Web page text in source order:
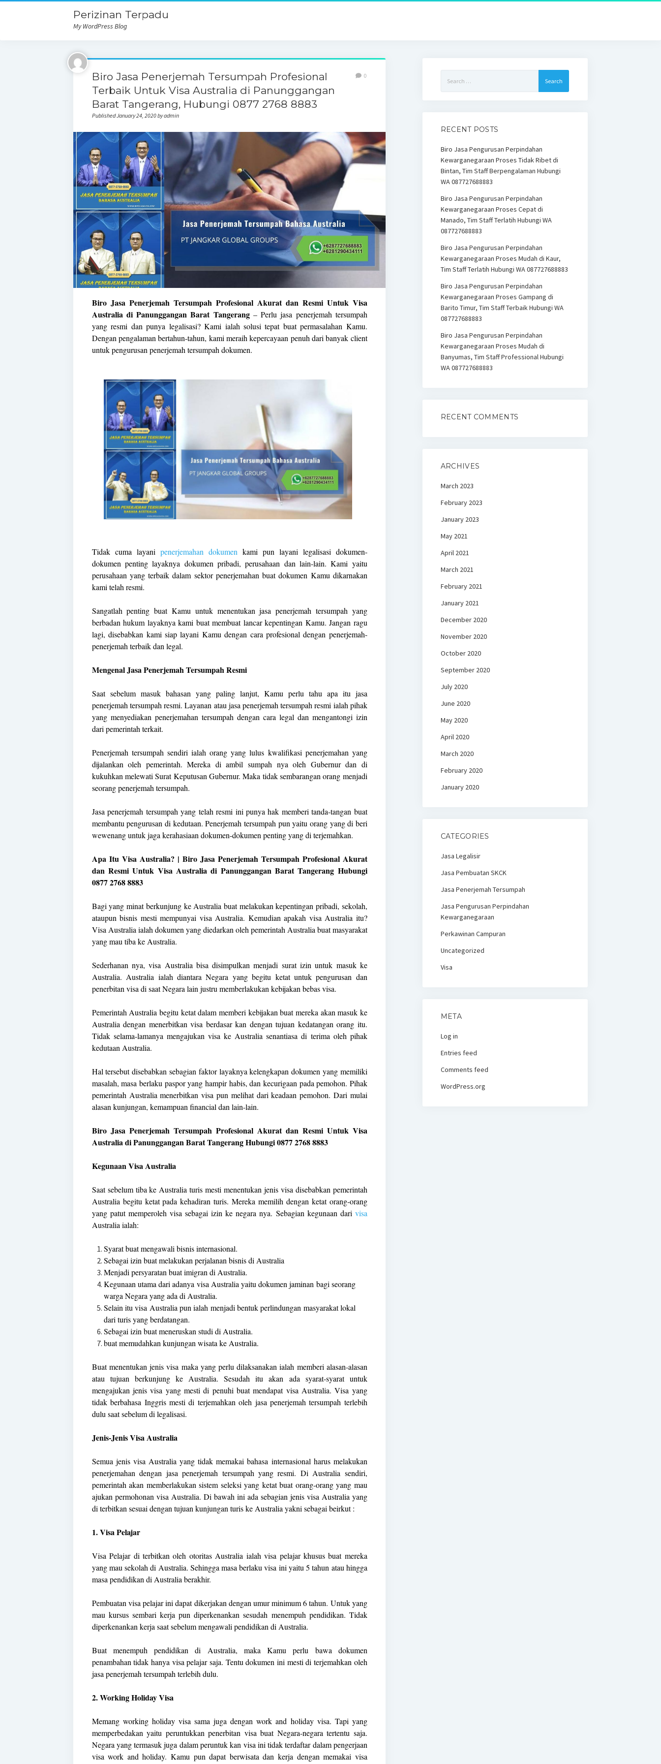
Perizinan Terpadu
My WordPress Blog
Biro Jasa Penerjemah Tersumpah Profesional
Terbaik Untuk Visa Australia di Panunggangan
Barat Tangerang, Hubungi 0877 2768 8883
Published January 24, 2020 by admin
0
Biro Jasa Penerjemah Tersumpah Profesional Akurat dan Resmi Untuk Visa
Australia di Panunggangan Barat Tangerang– Perlu jasa penerjemah tersumpah
yang resmi dan punya legalisasi? Kami ialah solusi tepat buat permasalahan Kamu.
Dengan pengalaman bertahun-tahun, kami meraih kepercayaan penuh dari banyak client
untuk pengurusan penerjemah tersumpah dokumen.
Tidak cuma layani penerjemahan dokumenkami pun layani legalisasi dokumen-
dokumen penting layaknya dokumen pribadi, perusahaan dan lain-lain. Kami yaitu
perusahaan yang terbaik dalam sektor penerjemahan buat dokumen Kamu dikarnakan
kami telah resmi.
Sangatlah penting buat Kamu untuk menentukan jasa penerjemah tersumpah yang
berbadan hukum layaknya kami buat membuat lancar kepentingan Kamu. Jangan ragu
lagi, disebabkan kami siap layani Kamu dengan cara profesional dengan penerjemah-
penerjemah terbaik dan legal.
Mengenal Jasa Penerjemah Tersumpah Resmi
Saat sebelum masuk bahasan yang paling lanjut, Kamu perlu tahu apa itu jasa
penerjemah tersumpah resmi. Layanan atau jasa penerjemah tersumpah resmi ialah pihak
yang menyediakan penerjemahan tersumpah dengan cara legal dan mengantongi izin
dari pemerintah terkait.
Penerjemah tersumpah sendiri ialah orang yang lulus kwalifikasi penerjemahan yang
dijalankan oleh pemerintah. Mereka di ambil sumpah nya oleh Gubernur dan di
kukuhkan melewati Surat Keputusan Gubernur. Maka tidak sembarangan orang menjadi
seorang penerjemah tersumpah.
Jasa penerjemah tersumpah yang telah resmi ini punya hak memberi tanda-tangan buat
membantu pengurusan di kedutaan. Penerjemah tersumpah pun yaitu orang yang di beri
wewenang untuk jaga kerahasiaan dokumen-dokumen penting yang di terjemahkan.
Apa Itu Visa Australia? | Biro Jasa Penerjemah Tersumpah Profesional Akurat
dan Resmi Untuk Visa Australia di Panunggangan Barat Tangerang Hubungi
0877 2768 8883
Bagi yang minat berkunjung ke Australia buat melakukan kepentingan pribadi, sekolah,
ataupun bisnis mesti mempunyai visa Australia. Kemudian apakah visa Australia itu?
Visa Australia ialah dokumen yang diedarkan oleh pemerintah Australia buat masyarakat
yang mau tiba ke Australia.
Sederhanan nya, visa Australia bisa disimpulkan menjadi surat izin untuk masuk ke
Australia. Australia ialah diantara Negara yang begitu ketat untuk pengurusan dan
penerbitan visa di saat Negara lain justru memberlakukan kebijakan bebas visa.
Pemerintah Australia begitu ketat dalam memberi kebijakan buat mereka akan masuk ke
Australia dengan menerbitkan visa berdasar kan dengan tujuan kedatangan orang itu.
Tidak selama-lamanya mengajukan visa ke Australia senantiasa di terima oleh pihak
kedutaan Australia.
Hal tersebut disebabkan sebagian faktor layaknya kelengkapan dokumen yang memiliki
masalah, masa berlaku paspor yang hampir habis, dan kecurigaan pada pemohon. Pihak
pemerintah Australia menerbitkan visa pun melihat dari keadaan pemohon. Dari mulai
alasan kunjungan, kemampuan financial dan lain-lain.
Biro Jasa Penerjemah Tersumpah Profesional Akurat dan Resmi Untuk Visa
Australia di Panunggangan Barat Tangerang Hubungi 0877 2768 8883
Kegunaan Visa Australia
Saat sebelum tiba ke Australia turis mesti menentukan jenis visa disebabkan pemerintah
Australia begitu ketat pada kehadiran turis. Mereka memilih dengan ketat orang-orang
yang patut memperoleh visa sebagai izin ke negara nya. Sebagian kegunaan dari visa
Australia ialah:
Syarat buat mengawali bisnis internasional.
Sebagai izin buat melakukan perjalanan bisnis di Australia
Menjadi persyaratan buat imigran di Australia.
Kegunaan utama dari adanya visa Australia yaitu dokumen jaminan bagi seorang
warga Negara yang ada di Australia.
Selain itu visa Australia pun ialah menjadi bentuk perlindungan masyarakat lokal
dari turis yang berdatangan.
Sebagai izin buat meneruskan studi di Australia.
buat memudahkan kunjungan wisata ke Australia.
Buat menentukan jenis visa maka yang perlu dilaksanakan ialah memberi alasan-alasan
atau tujuan berkunjung ke Australia. Sesudah itu akan ada syarat-syarat untuk
mengajukan jenis visa yang mesti di penuhi buat mendapat visa Australia. Visa yang
tidak berbahasa Inggris mesti di terjemahkan oleh jasa penerjemah tersumpah terlebih
dulu saat sebelum di legalisasi.
Jenis-Jenis Visa Australia
Semua jenis visa Australia yang tidak memakai bahasa internasional harus melakukan
penerjemahan dengan jasa penerjemah tersumpah yang resmi. Di Australia sendiri,
pemerintah akan memberlakukan sistem seleksi yang ketat buat orang-orang yang mau
ajukan permohonan visa Australia. Di bawah ini ada sebagian jenis visa Australia yang
di terbitkan sesuai dengan tujuan kunjungan turis ke Australia yakni sebagai beirkut :
1. Visa Pelajar
Visa Pelajar di terbitkan oleh otoritas Australia ialah visa pelajar khusus buat mereka
yang mau sekolah di Australia. Sehingga masa berlaku visa ini yaitu 5 tahun atau hingga
masa pendidikan di Australia berakhir.
Pembuatan visa pelajar ini dapat dikerjakan dengan umur minimum 6 tahun. Untuk yang
mau kursus sembari kerja pun diperkenankan sesudah menempuh pendidikan. Tidak
diperkenankan kerja saat sebelum mengawali pendidikan di Australia.
Buat menempuh pendidikan di Australia, maka Kamu perlu bawa dokumen
penambahan tidak hanya visa pelajar saja. Tentu dokumen ini mesti di terjemahkan oleh
jasa penerjemah tersumpah terlebih dulu.
2. Working Holiday Visa
Memang working holiday visa sama juga dengan work and holiday visa. Tapi yang
memperbedakan yaitu peruntukkan penerbitan visa buat Negara-negara tertentu saja.
Negara yang termasuk juga dalam peruntuk kan visa ini tidak terdaftar dalam pengerjaan
visa work and holiday. Kamu pun dapat berwisata dan kerja dengan memakai visa
for:
RECENT POSTS
Biro Jasa Pengurusan Perpindahan
Kewarganegaraan Proses Tidak Ribet di
Bintan, Tim Staff Berpengalaman Hubungi
WA 087727688883
Biro Jasa Pengurusan Perpindahan
Kewarganegaraan Proses Cepat di
Manado, Tim Staff Terlatih Hubungi WA
087727688883
Biro Jasa Pengurusan Perpindahan
Kewarganegaraan Proses Mudah di Kaur,
Tim Staff Terlatih Hubungi WA 087727688883
Biro Jasa Pengurusan Perpindahan
Kewarganegaraan Proses Gampang di
Barito Timur, Tim Staff Terbaik Hubungi WA
087727688883
Biro Jasa Pengurusan Perpindahan
Kewarganegaraan Proses Mudah di
Banyumas, Tim Staff Professional Hubungi
WA 087727688883
RECENT COMMENTS
ARCHIVES
March 2023
February 2023
January 2023
May 2021
April 2021
March 2021
February 2021
January 2021
December 2020
November 2020
October 2020
September 2020
July 2020
June 2020
May 2020
April 2020
March 2020
February 2020
January 2020
CATEGORIES
Jasa Legalisir
Jasa Pembuatan SKCK
Jasa Penerjemah Tersumpah
Jasa Pengurusan Perpindahan
Kewarganegaraan
Perkawinan Campuran
Uncategorized
Visa
META
Log in
Entries feed
Comments feed
WordPress.org